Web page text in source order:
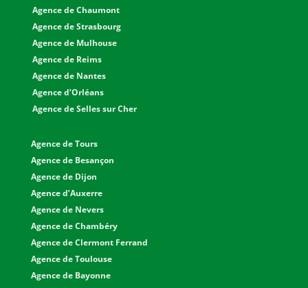
Agence de Chaumont
Agence de Strasbourg
Agence de Mulhouse
Agence de Reims
Agence de Nantes
Agence d’Orléans
Agence de Selles sur Cher
Agence de Tours
Agence de Besançon
Agence de Dijon
Agence d’Auxerre
Agence de Nevers
Agence de Chambéry
Agence de Clermont Ferrand
Agence de Toulouse
Agence de Bayonne